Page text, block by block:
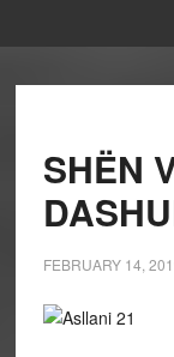
SHËN
FEBRUARY 14,